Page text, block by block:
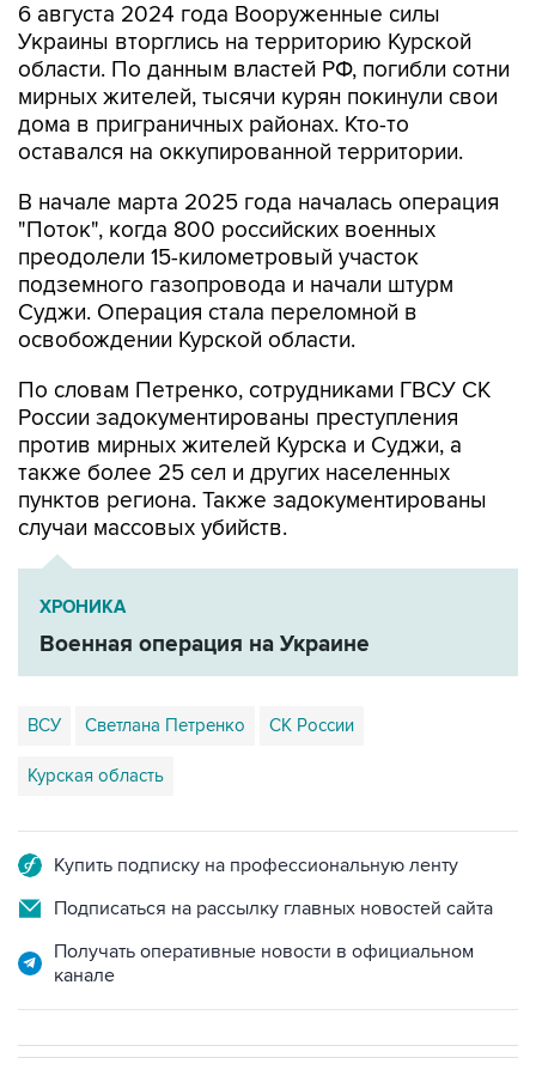
6 августа 2024 года Вооруженные силы
Украины вторглись на территорию Курской
области. По данным властей РФ, погибли сотни
мирных жителей, тысячи курян покинули свои
дома в приграничных районах. Кто-то
оставался на оккупированной территории.
В начале марта 2025 года началась операция
"Поток", когда 800 российских военных
преодолели 15-километровый участок
подземного газопровода и начали штурм
Суджи. Операция стала переломной в
освобождении Курской области.
По словам Петренко, сотрудниками ГВСУ СК
России задокументированы преступления
против мирных жителей Курска и Суджи, а
также более 25 сел и других населенных
пунктов региона. Также задокументированы
случаи массовых убийств.
ХРОНИКА
Военная операция на Украине
ВСУ Светлана Петренко СК России
Курская область
Купить подписку на профессиональную ленту
Подписаться на рассылку главных новостей сайта
Получать оперативные новости в официальном
канале